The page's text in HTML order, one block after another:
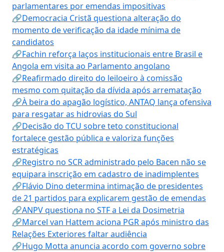
parlamentares por emendas impositivas
🔗Democracia Cristã questiona alteração do
momento de verificação da idade mínima de
candidatos
🔗Fachin reforça laços institucionais entre Brasil e
Angola em visita ao Parlamento angolano
🔗Reafirmado direito do leiloeiro à comissão
mesmo com quitação da dívida após arrematação
🔗À beira do apagão logístico, ANTAQ lança ofensiva
para resgatar as hidrovias do Sul
🔗Decisão do TCU sobre teto constitucional
fortalece gestão pública e valoriza funções
estratégicas
🔗Registro no SCR administrado pelo Bacen não se
equipara inscrição em cadastro de inadimplentes
🔗Flávio Dino determina intimação de presidentes
de 21 partidos para explicarem gestão de emendas
🔗ANPV questiona no STF a Lei da Dosimetria
🔗Marcel van Hattem aciona PGR após ministro das
Relações Exteriores faltar audiência
🔗Hugo Motta anuncia acordo com governo sobre